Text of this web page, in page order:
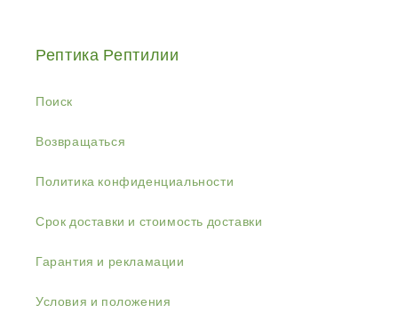
Рептика Рептилии
Поиск
Возвращаться
Политика конфиденциальности
Срок доставки и стоимость доставки
Гарантия и рекламации
Условия и положения